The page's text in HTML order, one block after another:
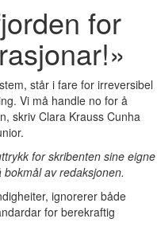
for
står i fare for irreversibel
Vi må handle no for å
skriv Clara Krauss Cunha
for skribenten sine eigne
av redaksjonen.
ignorerer både
for berekraftig